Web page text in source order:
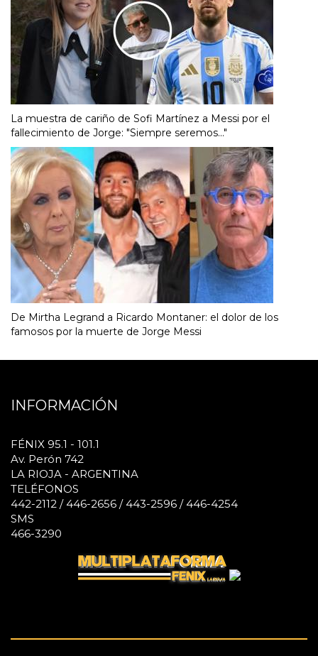
La muestra de cariño de Sofi Martínez a Messi por el
fallecimiento de Jorge: "Siempre seremos..."
De Mirtha Legrand a Ricardo Montaner: el dolor de los
famosos por la muerte de Jorge Messi
INFORMACIÓN
FÉNIX 95.1 - 101.1
Av. Perón 742
LA RIOJA - ARGENTINA
TELÉFONOS
442-2112 / 446-2656 / 443-2596 / 446-4254
SMS
466-3290